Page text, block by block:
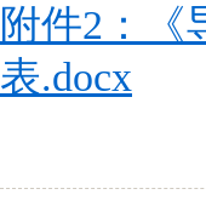
附件2：《
表.docx